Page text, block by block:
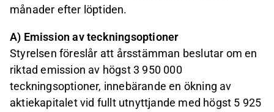
månader efter löptiden.
A) Emission av teckningsoptioner
Styrelsen föreslår att årsstämman beslutar om en
riktad emission av högst 3 950 000
teckningsoptioner, innebärande en ökning av
aktiekapitalet vid fullt utnyttjande med högst 5 925